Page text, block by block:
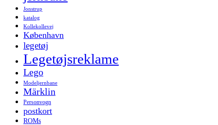
Jonstrup
katalog
Kollekollevej
København
legetøj
Legetøjsreklame
Lego
Modeljernbane
Märklin
Personvogn
postkort
ROMs